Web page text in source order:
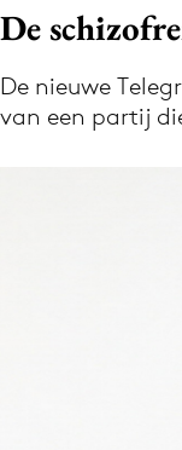
Volg het
De
De nieuwe
van een partij